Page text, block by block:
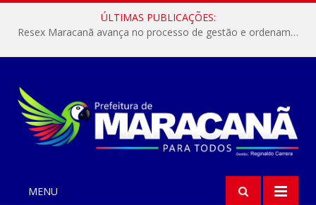
ÚLTIMAS PUBLICAÇÕES:
Resex Maracanã avança no processo de gestão e ordenamento do turismo em nossas áreas protegidas.
MENU